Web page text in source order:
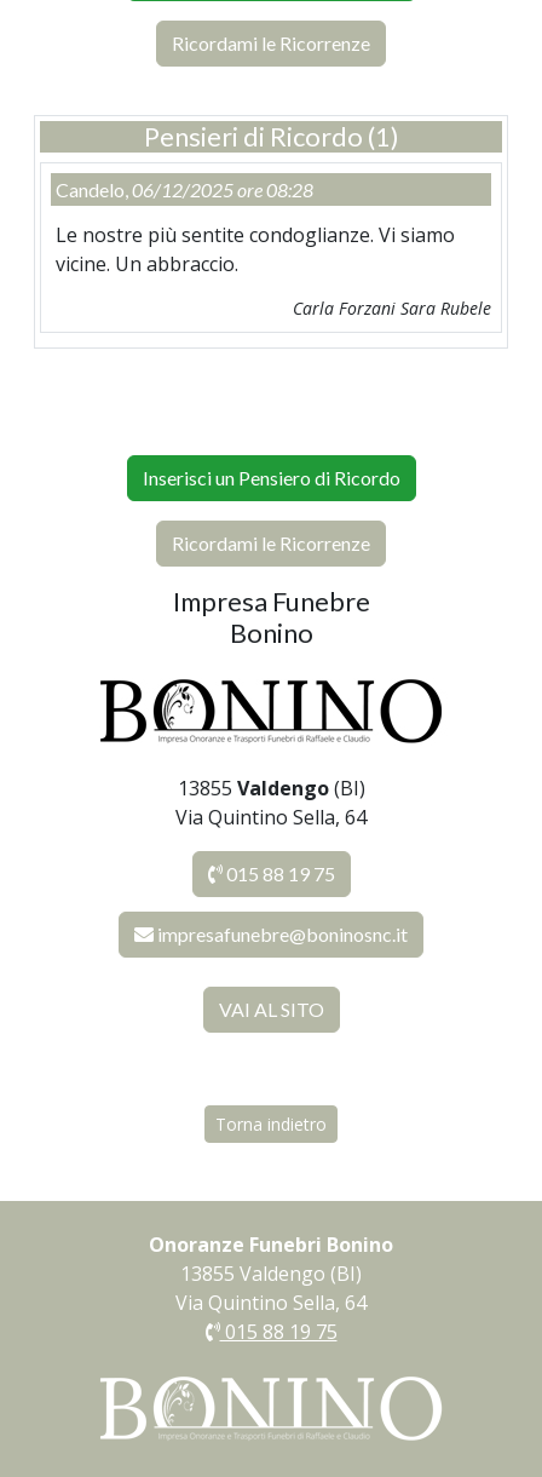
Ricordami le Ricorrenze
Pensieri di Ricordo (1)
Candelo,06/12/2025 ore 08:28
Le nostre più sentite condoglianze. Vi siamo
vicine. Un abbraccio.
Carla Forzani Sara Rubele
Inserisci un Pensiero di Ricordo
Ricordami le Ricorrenze
Impresa Funebre
Bonino
13855 Valdengo(BI)
Via Quintino Sella, 64
015 88 19 75
impresafunebre@boninosnc.it
VAI AL SITO
Torna indietro
Onoranze Funebri Bonino
13855 Valdengo (BI)
Via Quintino Sella, 64
015 88 19 75